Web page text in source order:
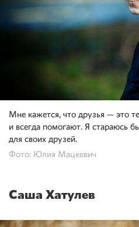
Мне кажется, что друзья — это
и всегда помогают. Я стараюсь
для своих друзей.
Фото: Юлия Мацкевич
Саша Хатулев